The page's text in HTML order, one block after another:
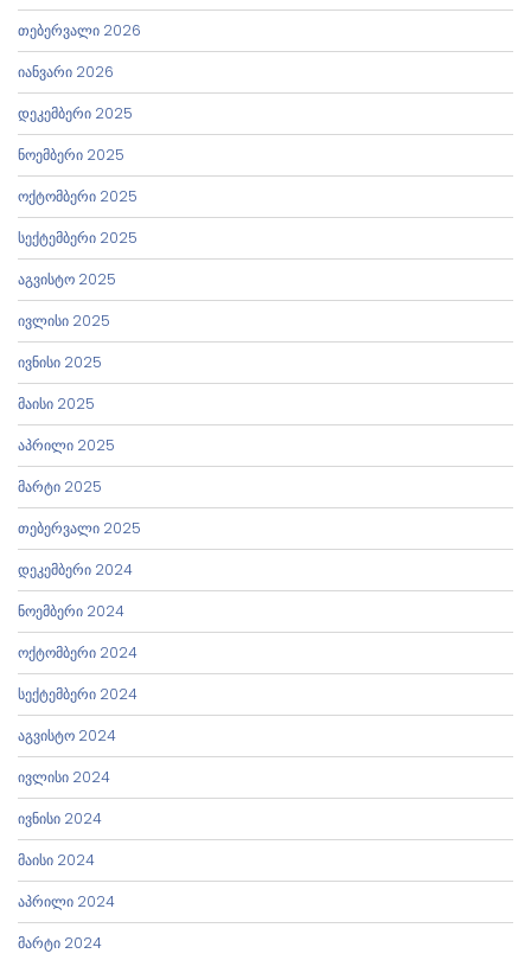
თებერვალი 2026
იანვარი 2026
დეკემბერი 2025
ნოემბერი 2025
ოქტომბერი 2025
სექტემბერი 2025
აგვისტო 2025
ივლისი 2025
ივნისი 2025
მაისი 2025
აპრილი 2025
მარტი 2025
თებერვალი 2025
დეკემბერი 2024
ნოემბერი 2024
ოქტომბერი 2024
სექტემბერი 2024
აგვისტო 2024
ივლისი 2024
ივნისი 2024
მაისი 2024
აპრილი 2024
მარტი 2024